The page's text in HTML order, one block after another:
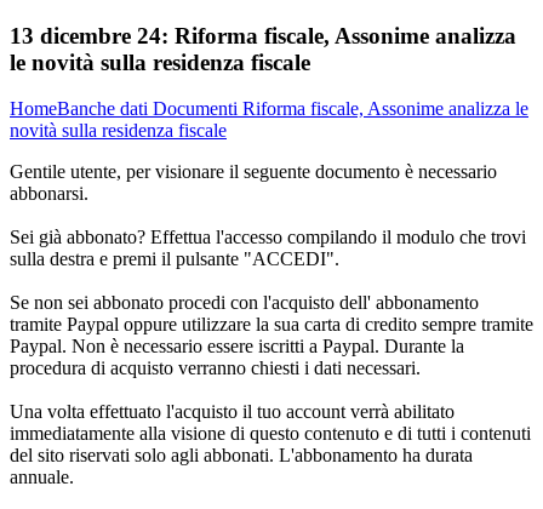
13 dicembre 24: Riforma fiscale, Assonime analizza
le novità sulla residenza fiscale
HomeBanche dati Documenti Riforma fiscale, Assonime analizza le
novità sulla residenza fiscale
Gentile utente, per visionare il seguente documento è necessario
abbonarsi.
Sei già abbonato? Effettua l'accesso compilando il modulo che trovi
sulla destra e premi il pulsante "ACCEDI".
Se non sei abbonato procedi con l'acquisto dell' abbonamento
tramite Paypal oppure utilizzare la sua carta di credito sempre tramite
Paypal. Non è necessario essere iscritti a Paypal. Durante la
procedura di acquisto verranno chiesti i dati necessari.
Una volta effettuato l'acquisto il tuo account verrà abilitato
immediatamente alla visione di questo contenuto e di tutti i contenuti
del sito riservati solo agli abbonati. L'abbonamento ha durata
annuale.